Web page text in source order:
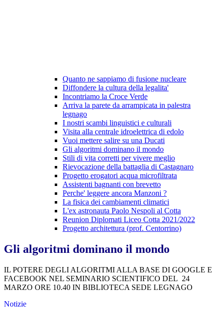
Quanto ne sappiamo di fusione nucleare
Diffondere la cultura della legalita'
Incontriamo la Croce Verde
Arriva la parete da arrampicata in palestra
legnago
I nostri scambi linguistici e culturali
Visita alla centrale idroelettrica di edolo
Vuoi mettere salire su una Ducati
Gli algoritmi dominano il mondo
Stili di vita corretti per vivere meglio
Rievocazione della battaglia di Castagnaro
Progetto erogatori acqua microfiltrata
Assistenti bagnanti con brevetto
Perche' leggere ancora Manzoni ?
La fisica dei cambiamenti climatici
L'ex astronauta Paolo Nespoli al Cotta
Reunion Diplomati Liceo Cotta 2021/2022
Progetto architettura (prof. Centorrino)
Gli algoritmi dominano il mondo
IL POTERE DEGLI ALGORITMI ALLA BASE DI GOOGLE E
FACEBOOK NEL SEMINARIO SCIENTIFICO DEL 24
MARZO ORE 10.40 IN BIBLIOTECA SEDE LEGNAGO
Notizie